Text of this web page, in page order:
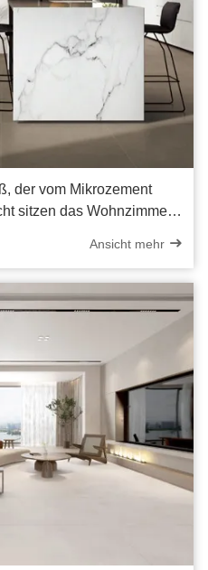
der vom Mikrozement
sitzen das Wohnzimmer
Ansicht mehr